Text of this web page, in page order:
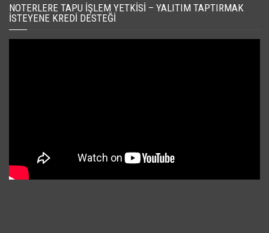
NOTERLERE TAPU İŞLEM YETKISI – YALITIM TAPTIRMAK
İSTEYENE KREDI DESTEĞI